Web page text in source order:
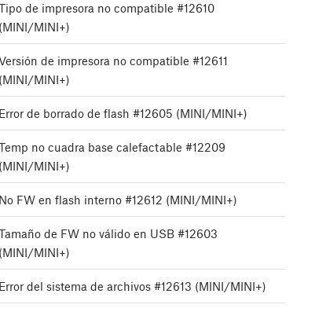
de impresora no compatible #12610
(MINI/MINI+)
de impresora no compatible #12611
(MINI/MINI+)
Error de borrado de flash #12605 (MINI/MINI+)
no cuadra base calefactable #12209
(MINI/MINI+)
No FW en flash interno #12612 (MINI/MINI+)
de FW no válido en USB #12603
(MINI/MINI+)
Error del sistema de archivos #12613 (MINI/MINI+)